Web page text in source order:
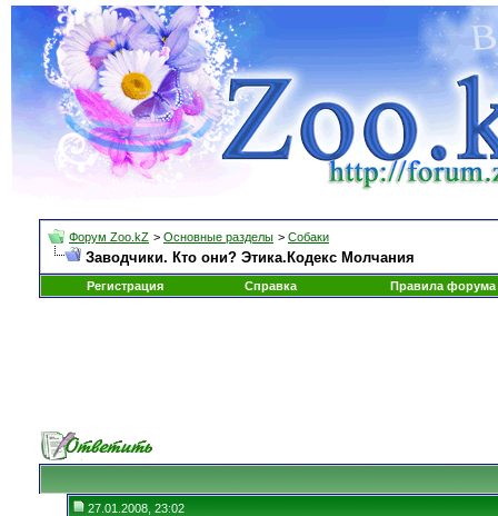
Форум Zoo.kZ > Основные разделы > Собаки
Заводчики. Кто они? Этика.Кодекс Молчания
Регистрация Справка Правила форума
27.01.2008, 23:02